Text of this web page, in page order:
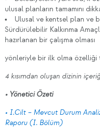
ulusal planların tamamını
Ulusal ve kentsel plan ve
Sürdürülebilir Kalkınma
hazırlanan bir çalışma olması
yönleriyle bir ilk olma özelliği
4 kısımdan oluşan dizinin
• Yönetici Özeti
• I.Cilt – Mevcut Durum
Raporu (I. Bölüm)